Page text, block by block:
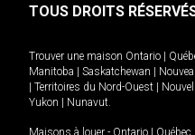
TOUS DROITS
Trouver une maison Ontario
Manitoba
Saskatchewan
Territoires du Nord-Ouest
Yukon
Nunavut.
Maisons à louer - Ontario Québec